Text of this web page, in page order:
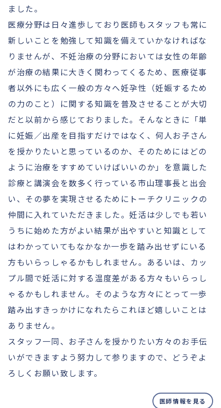
ました。
医療分野は日々進歩しており医師もスタッフも常に
新しいことを勉強して知識を備えていかなければな
りませんが、不妊治療の分野においては女性の年齢
が治療の結果に大きく関わってくるため、医療従事
者以外にも広く一般の方々へ妊孕性（妊娠するため
の力のこと）に関する知識を普及させることが大切
だと以前から感じておりました。そんなときに「単
に妊娠／出産を目指すだけではなく、何人お子さん
を授かりたいと思っているのか、そのためにはどの
ように治療をすすめていけばいいのか」を意識した
診療と講演会を数多く行っている市山理事長と出会
い、その夢を実現させるためにトーチクリニックの
仲間に入れていただきました。妊活は少しでも若い
うちに始めた方がよい結果が出やすいと知識として
はわかっていてもなかなか一歩を踏み出せずにいる
方もいらっしゃるかもしれません。あるいは、カッ
プル間で妊活に対する温度差がある方々もいらっし
ゃるかもしれません。そのような方々にとって一歩
踏み出すきっかけになれたらこれほど嬉しいことは
ありません。
スタッフ一同、お子さんを授かりたい方々のお手伝
いができますよう努力して参りますので、どうぞよ
ろしくお願い致します。
医師情報を見る